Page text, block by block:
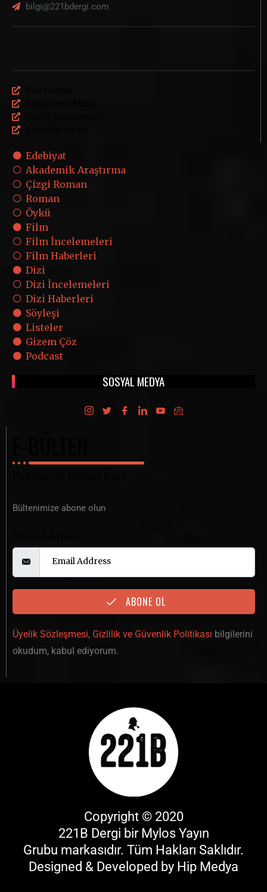
bilgi@221bdergi.com
Edebiyat
Akademik Araştırma
Çizgi Roman
Roman
Öykü
Film
Film İncelemeleri
Film Haberleri
Dizi
Dizi İncelemeleri
Dizi Haberleri
Söyleşi
Listeler
Gizem Çöz
Podcast
SOSYAL MEDYA
Bültenimize abone olun
ABONE OL
Üyelik Sözleşmesi, Gizlilik ve Güvenlik Politikası bilgilerini
okudum, kabul ediyorum.
Copyright © 2020
221B Dergi bir Mylos Yayın
Grubu markasıdır. Tüm Hakları Saklıdır.
Designed & Developed by Hip Medya